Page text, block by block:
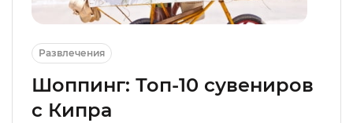
Развлечения
Шоппинг: Топ-10 сувениров
с Кипра